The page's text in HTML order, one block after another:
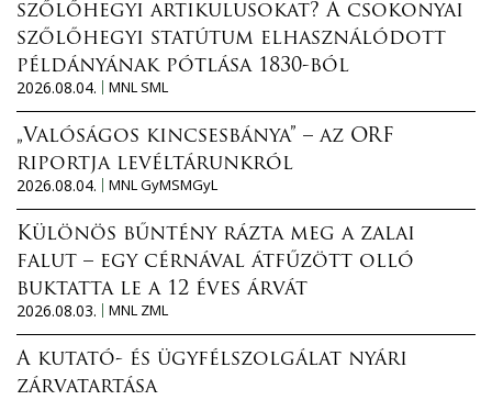
szőlőhegyi artikulusokat? A csokonyai
szőlőhegyi statútum elhasználódott
példányának pótlása 1830-ból
2026.08.04.
MNL SML
„Valóságos kincsesbánya” – az ORF
riportja levéltárunkról
2026.08.04.
MNL GyMSMGyL
Különös bűntény rázta meg a zalai
falut – egy cérnával átfűzött olló
buktatta le a 12 éves árvát
2026.08.03.
MNL ZML
A kutató- és ügyfélszolgálat nyári
zárvatartása